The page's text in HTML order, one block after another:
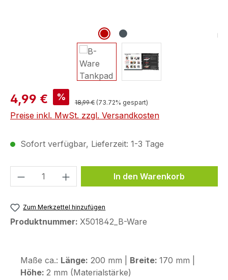
4,99 € %
18,99 € (73.72% gespart)
Preise inkl. MwSt. zzgl. Versandkosten
Sofort verfügbar, Lieferzeit: 1-3 Tage
Produkt Anzahl: Gib denIn den Warenkorb
Zum Merkzettel hinzufügen
Produktnummer: X501842_B-Ware
Maße ca.: Länge: 200 mm | Breite: 170 mm |
Höhe: 2 mm (Materialstärke)